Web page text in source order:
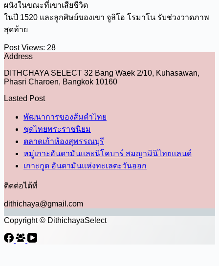
ผนังในขณะที่เขาเสียชีวิต
ในปี 1520 และลูกศิษย์ของเขา จูลิโอ โรมาโน รับช่วงวาดภาพ
สุดท้าย
Post Views: 28
Address
DITHCHAYA SELECT 32 Bang Waek 2/10, Kuhasawan,
Phasri Charoen, Bangkok 10160
Lasted Post
พัฒนาการของส้มตำไทย
ชุดไทยพระราชนิยม
ตลาดเก้าห้องสุพรรณบุรี
หมู่เกาะอันดามันและนิโคบาร์ สมญามินิไทยแลนด์
เกาะกูด อันดามันแห่งทะเลตะวันออก
ติดต่อได้ที่
dithichaya@gmail.com
Copyright © DithichayaSelect